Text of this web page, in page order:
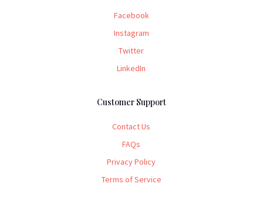
Facebook
Instagram
Twitter
LinkedIn
Customer Support
Contact Us
FAQs
Privacy Policy
Terms of Service